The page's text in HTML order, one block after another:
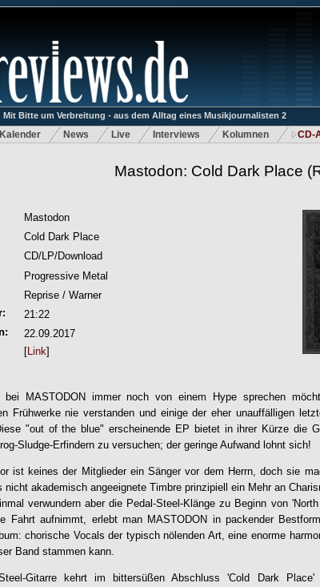
Mit Bitte um Verbreitung - aus dem Alltag eines Musikjournalisten 2
News Live Interviews Kolumnen CD-
Mastodon: Cold Dark Place
Mastodon
Cold Dark Place
CD/LP/Download
Progressive Metal
Reprise / Warner
21:22
22.09.2017
[Link]
bei MASTODONimmer noch von einem Hype sprechen
Frühwerke nie verstanden und einige der eher unauffälligen
"out of the blue" erscheinende EP bietet in ihrer Kürze die
Sludge-Erfindern zu versuchen; der geringe Aufwand lohnt sich!
ist keines der Mitglieder ein Sänger vor dem Herrn, doch sie
nicht akademisch angeeignete Timbre prinzipiell ein Mehr an
verwundern aber die Pedal-Steel-Klänge zu Beginn von
Fahrt aufnimmt, erlebt man MASTODON in packender
chorische Vocals der typisch nölenden Art, eine enorme
Band stammen kann.
Gitarre kehrt im bittersüßen Abschluss 'Cold Dark Place'